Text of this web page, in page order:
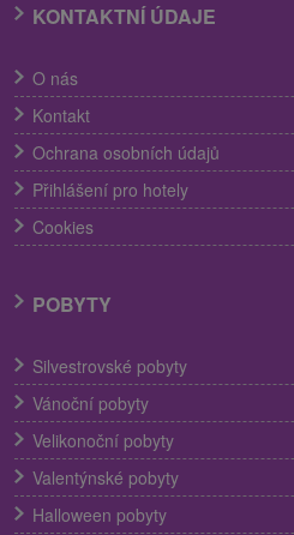
KONTAKTNÍ ÚDAJE
O nás
Kontakt
Ochrana osobních údajů
Přihlášení pro hotely
Cookies
POBYTY
Silvestrovské pobyty
Vánoční pobyty
Velikonoční pobyty
Valentýnské pobyty
Halloween pobyty